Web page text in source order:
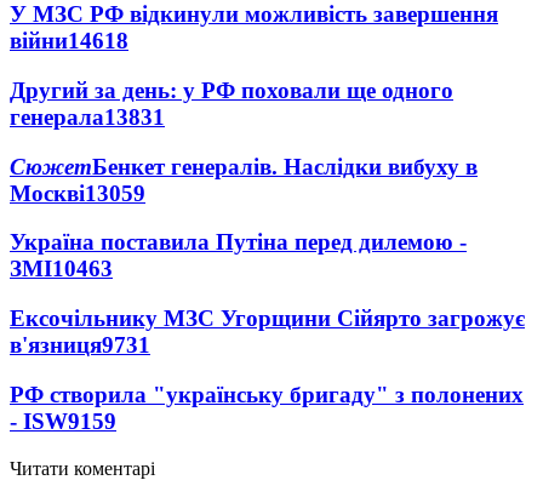
У МЗС РФ відкинули можливість завершення
війни14618
Другий за день: у РФ поховали ще одного
генерала13831
СюжетБенкет генералів. Наслідки вибуху в
Москві13059
Україна поставила Путіна перед дилемою -
ЗМІ10463
Ексочільнику МЗС Угорщини Сійярто загрожує
в'язниця9731
РФ створила "українську бригаду" з полонених
- ISW9159
Читати коментарі